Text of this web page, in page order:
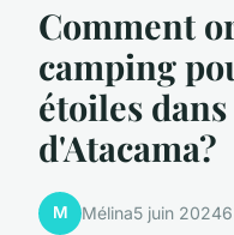
Comment
camping
étoiles
d'Atacama?
M Mélina5 juin 2024